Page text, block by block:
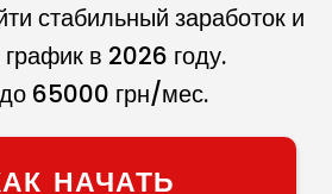
стабильный заработок и
в 2026 году.
65000 грн/мес.
НАЧАТЬ